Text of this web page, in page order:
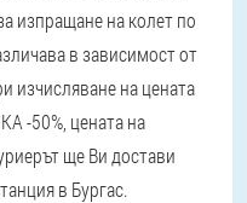
изпращане на колет по
в зависимост от
изчисляване на цената
-50%, цената на
ще Ви достави
в Бургас.